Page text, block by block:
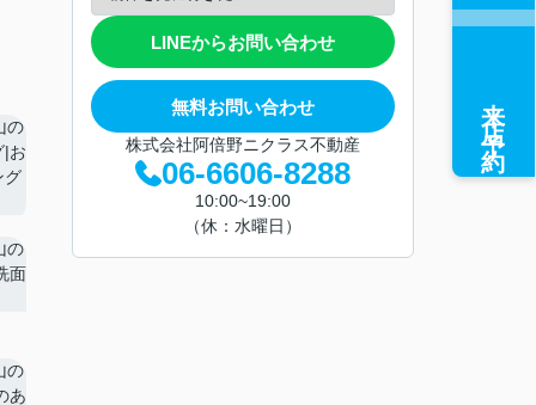
LINEからお問い合わせ
無料お問い合わせ
株式会社阿倍野ニクラス不動産
06-6606-8288
10:00~19:00
（休：水曜日）
来店予約